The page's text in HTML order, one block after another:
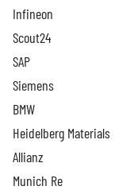
Infineon
Scout24
SAP
Siemens
BMW
Heidelberg Materials
Allianz
Munich Re